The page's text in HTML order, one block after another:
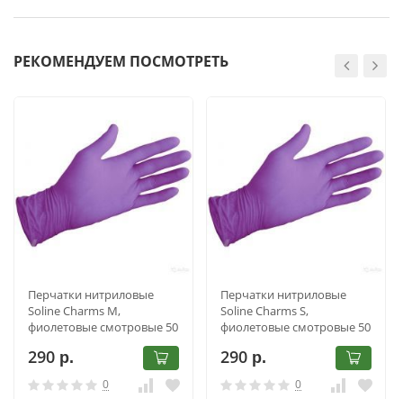
РЕКОМЕНДУЕМ ПОСМОТРЕТЬ
Перчатки нитриловые
Soline Charms M,
фиолетовые смотровые 50
290 р.
0
Перчатки нитриловые
Soline Charms S,
фиолетовые смотровые 50
290 р.
0